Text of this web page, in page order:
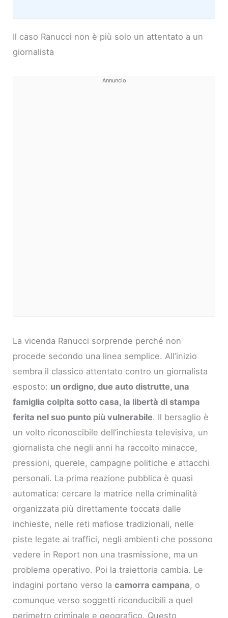
Il caso Ranucci non è più solo un attentato a un
giornalista
Annuncio
La vicenda Ranucci sorprende perché non
procede secondo una linea semplice. All’inizio
sembra il classico attentato contro un giornalista
esposto: un ordigno, due auto distrutte, una
famiglia colpita sotto casa, la libertà di stampa
ferita nel suo punto più vulnerabile. Il bersaglio è
un volto riconoscibile dell’inchiesta televisiva, un
giornalista che negli anni ha raccolto minacce,
pressioni, querele, campagne politiche e attacchi
personali. La prima reazione pubblica è quasi
automatica: cercare la matrice nella criminalità
organizzata più direttamente toccata dalle
inchieste, nelle reti mafiose tradizionali, nelle
piste legate ai traffici, negli ambienti che possono
vedere in Report non una trasmissione, ma un
problema operativo. Poi la traiettoria cambia. Le
indagini portano verso lacamorra campana, o
comunque verso soggetti riconducibili a quel
perimetro criminale e geografico. Questo